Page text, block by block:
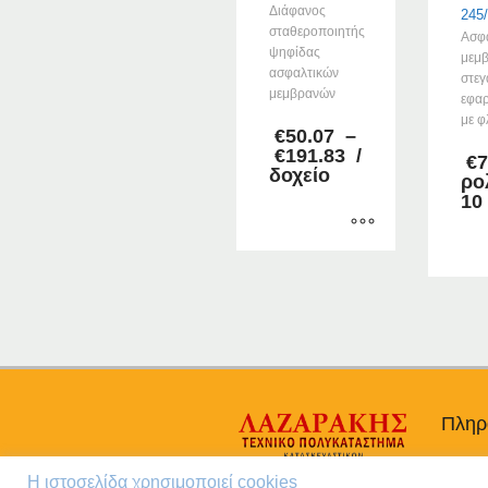
Διάφανος
σταθεροποιητής
ψηφίδας
ασφαλτικών
μεμβρανών
€50.07 –
€191.83 Price
through
/
δοχείο
επιλογές
μπορούν
να
με
€
10
Η ιστοσελίδα χρησιμοποιεί cookies